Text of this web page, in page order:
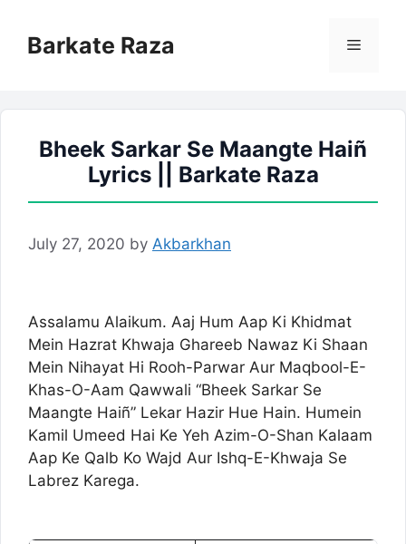
contentBarkate Raza Menu
Bheek Sarkar Se Maangte Haiñ
Lyrics || Barkate Raza
July 27, 2020 by Akbarkhan
Assalamu Alaikum. Aaj Hum Aap Ki Khidmat
Mein Hazrat Khwaja Ghareeb Nawaz Ki Shaan
Mein Nihayat Hi Rooh-Parwar Aur Maqbool-E-
Khas-O-Aam Qawwali “Bheek Sarkar Se
Maangte Haiñ” Lekar Hazir Hue Hain. Humein
Kamil Umeed Hai Ke Yeh Azim-O-Shan Kalaam
Aap Ke Qalb Ko Wajd Aur Ishq-E-Khwaja Se
Labrez Karega.